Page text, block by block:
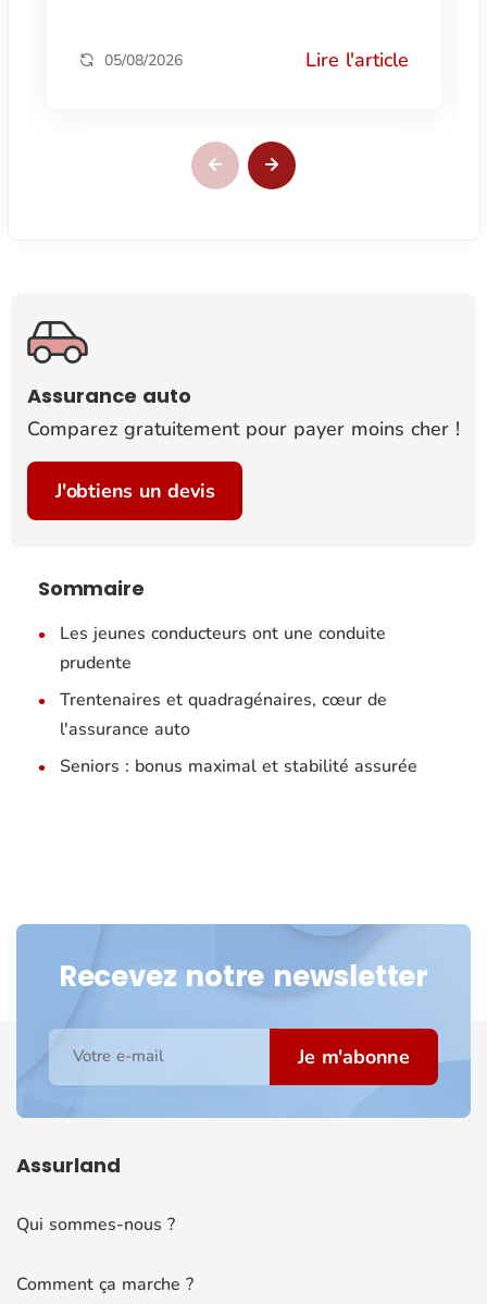
05/08/2026 Lire l'article
Assurance auto
Comparez gratuitement pour payer moins cher !
J'obtiens un devis
Sommaire
Les jeunes conducteurs ont une conduite
prudente
Trentenaires et quadragénaires, cœur de
l'assurance auto
Seniors : bonus maximal et stabilité assurée
Recevez notre newsletter
Votre e-mail Je m'abonne
Assurland
Qui sommes-nous ?
Comment ça marche ?